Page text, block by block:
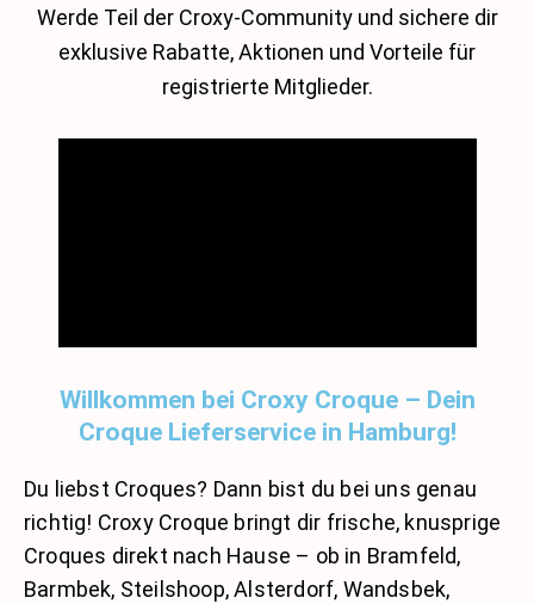
Werde Teil der Croxy-Community und sichere dir
exklusive Rabatte, Aktionen und Vorteile für
registrierte Mitglieder.
Willkommen bei Croxy Croque – Dein
Croque Lieferservice in Hamburg!
Du liebst Croques? Dann bist du bei uns genau
richtig! Croxy Croque bringt dir frische, knusprige
Croques direkt nach Hause – ob in Bramfeld,
Barmbek, Steilshoop, Alsterdorf, Wandsbek,